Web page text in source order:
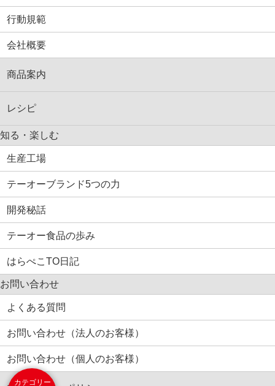
カテゴリー
行動規範
会社概要
商品案内
レシピ
知る・楽しむ
生産工場
テーオーブランド5つの力
開発秘話
テーオー食品の歩み
はらぺこTO日記
お問い合わせ
よくある質問
お問い合わせ（法人のお客様）
お問い合わせ（個人のお客様）